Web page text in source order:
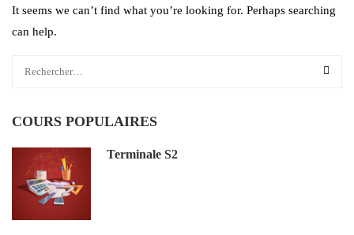
It seems we can’t find what you’re looking for. Perhaps searching
can help.
COURS POPULAIRES
Terminale S2